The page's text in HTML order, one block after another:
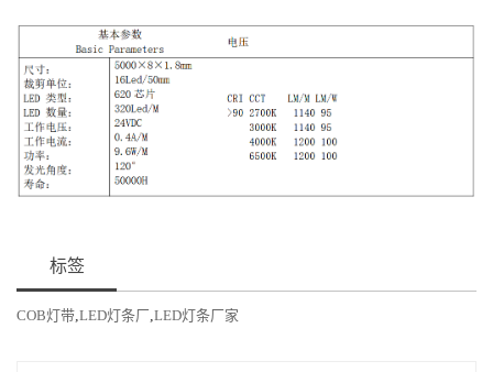
标签
COB灯带 LED灯条厂 LED灯条厂家